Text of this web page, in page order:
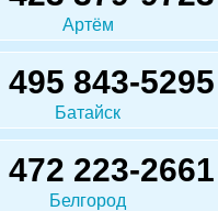
Артём
495 843-5295
Батайск
472 223-2661
Белгород